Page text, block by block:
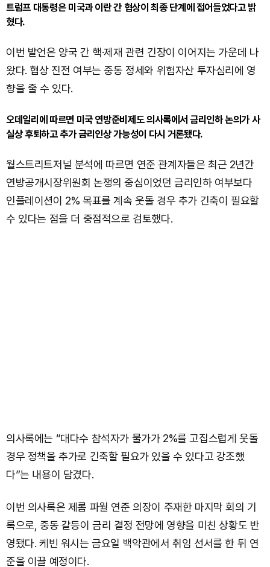
트럼프 대통령은 미국과 이란 간 협상이 최종 단계에 접어들었다고 밝
혔다.
이번 발언은 양국 간 핵·제재 관련 긴장이 이어지는 가운데 나
왔다. 협상 진전 여부는 중동 정세와 위험자산 투자심리에 영
향을 줄 수 있다.
오데일리에 따르면 미국 연방준비제도 의사록에서 금리인하 논의가 사
실상 후퇴하고 추가 금리인상 가능성이 다시 거론됐다.
월스트리트저널 분석에 따르면 연준 관계자들은 최근 2년간
연방공개시장위원회 논쟁의 중심이었던 금리인하 여부보다
인플레이션이 2% 목표를 계속 웃돌 경우 추가 긴축이 필요할
수 있다는 점을 더 중점적으로 검토했다.
의사록에는 “대다수 참석자가 물가가 2%를 고집스럽게 웃돌
경우 정책을 추가로 긴축할 필요가 있을 수 있다고 강조했
다”는 내용이 담겼다.
이번 의사록은 제롬 파월 연준 의장이 주재한 마지막 회의 기
록으로, 중동 갈등이 금리 결정 전망에 영향을 미친 상황도 반
영됐다. 케빈 워시는 금요일 백악관에서 취임 선서를 한 뒤 연
준을 이끌 예정이다.